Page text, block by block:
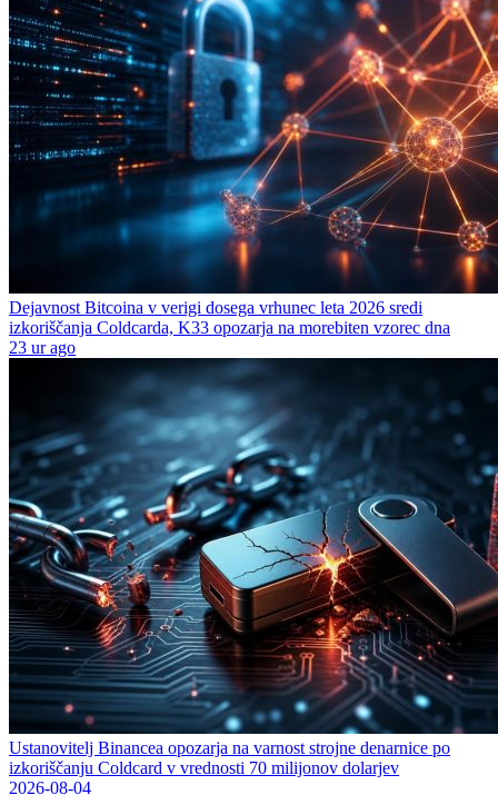
Dejavnost Bitcoina v verigi dosega vrhunec leta 2026 sredi
izkoriščanja Coldcarda, K33 opozarja na morebiten vzorec dna
23 ur ago
Ustanovitelj Binancea opozarja na varnost strojne denarnice po
izkoriščanju Coldcard v vrednosti 70 milijonov dolarjev
2026-08-04